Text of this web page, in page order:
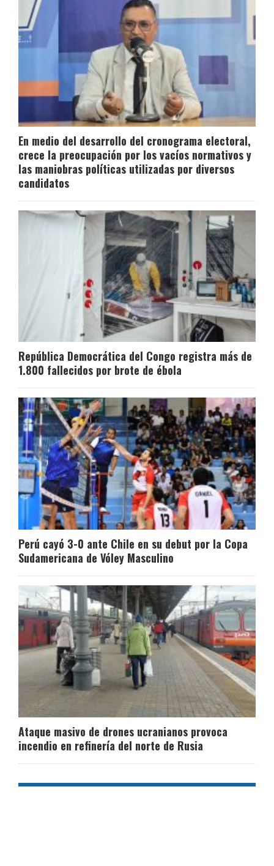
En medio del desarrollo del cronograma electoral,
crece la preocupación por los vacíos normativos y
las maniobras políticas utilizadas por diversos
candidatos
República Democrática del Congo registra más de
1.800 fallecidos por brote de ébola
Perú cayó 3-0 ante Chile en su debut por la Copa
Sudamericana de Vóley Masculino
Ataque masivo de drones ucranianos provoca
incendio en refinería del norte de Rusia